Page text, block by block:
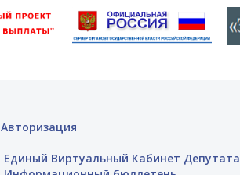
Авторизация
Единый Виртуальный Кабинет Депутата